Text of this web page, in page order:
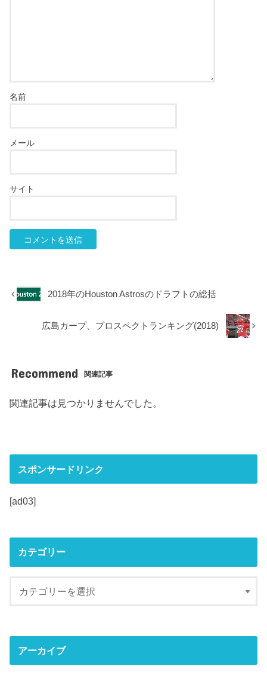
名前
メール
サイト
2018年のHouston Astrosのドラフトの総括
広島カープ、プロスペクトランキング(2018)
Recommend 関連記事
関連記事は見つかりませんでした。
スポンサードリンク
[ad03]
カテゴリー
アーカイブ